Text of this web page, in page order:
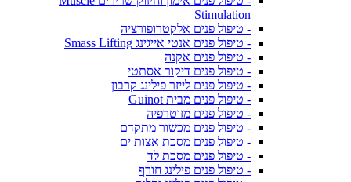
Stimulation
- טיפול פנים אלקטרופורציה
- טיפול פנים אנטי אייגינג Smass Lifting
- טיפול פנים אקנה
- טיפול פנים דיקור אסתטי
- טיפול פנים לייזר פילינג קרבון
- טיפול פנים מבית Guinot
- טיפול פנים מזוטרפיה
- טיפול פנים מכשור מתקדם
- טיפול פנים מסכת אצות ים
- טיפול פנים מסכת לד
- טיפול פנים פילינג חורף